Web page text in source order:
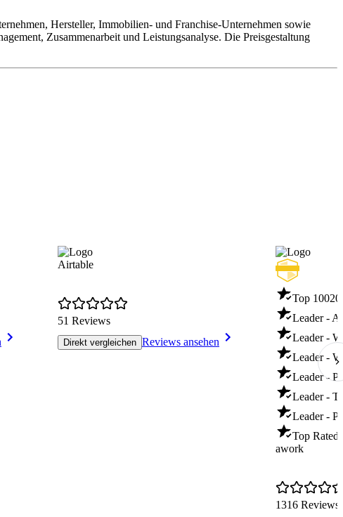
Hersteller, Immobilien- und Franchise-Unternehmen sowie
Zusammenarbeit und Leistungsanalyse. Die Preisgestaltung
Airtable
51 Reviews
Direkt vergleichen Reviews ansehen
Top 100
Leader -
Leader -
Leader -
Leader -
Leader -
Leader -
Top Rated
awork
1316 Reviews